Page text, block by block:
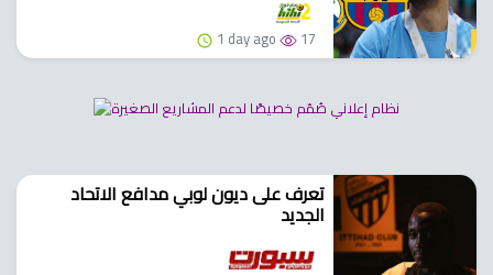
1 day ago 17
تعرف على ديون لوبي مدافع الاتحاد
الجديد